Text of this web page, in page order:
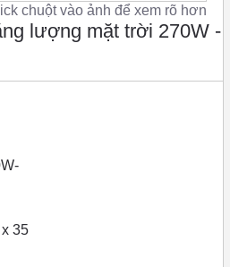
chuột vào ảnh để xem rõ hơn
lượng mặt trời 270W -
35